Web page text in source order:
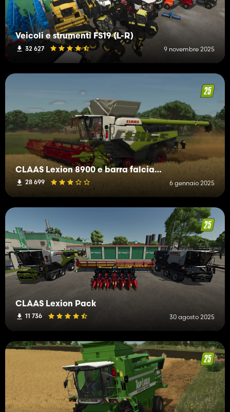
Veicoli e strumenti FS19 (L-R)
32 627 9 novembre 2025
CLAAS Lexion 8900 e barra falciante
28 699 6 gennaio 2025
CLAAS Lexion Pack
11 736 30 agosto 2025